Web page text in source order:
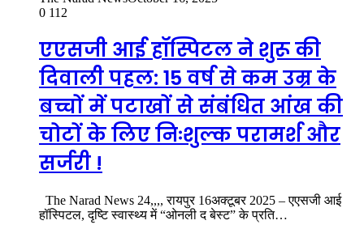
0 112
एएसजी आई हॉस्पिटल ने शुरू की
दिवाली पहल: 15 वर्ष से कम उम्र के
बच्चों में पटाखों से संबंधित आंख की
चोटों के लिए निःशुल्क परामर्श और
सर्जरी !
The Narad News 24,,,, रायपुर 16अक्टूबर 2025 – एएसजी आई
हॉस्पिटल, दृष्टि स्वास्थ्य में “ओनली द बेस्ट” के प्रति…